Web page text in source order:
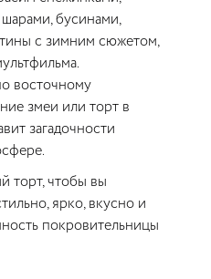
бусинами,
с зимним сюжетом,
восточному
змеи или торт в
загадочности
торт, чтобы вы
ярко, вкусно и
покровительницы